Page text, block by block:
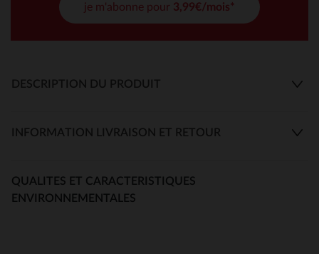
je m'abonne pour 3,99€/mois*
DESCRIPTION DU PRODUIT
INFORMATION LIVRAISON ET RETOUR
QUALITES ET CARACTERISTIQUES
ENVIRONNEMENTALES